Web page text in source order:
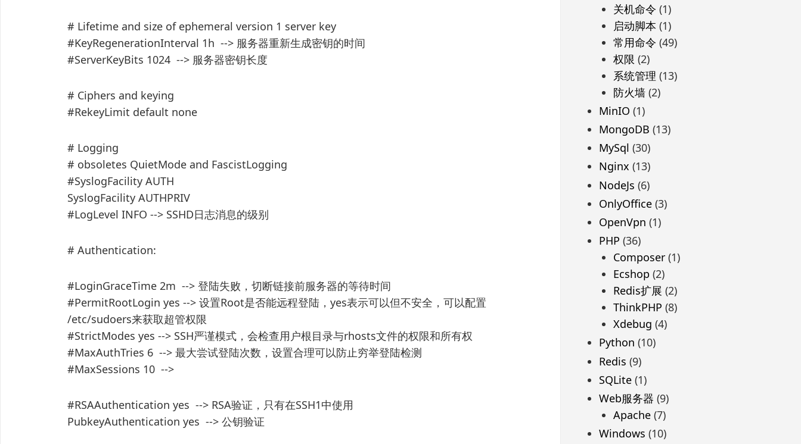
# Lifetime and size of ephemeral version 1 server key
#KeyRegenerationInterval 1h --> 服务器重新生成密钥的时间
#ServerKeyBits 1024 --> 服务器密钥长度
# Ciphers and keying
#RekeyLimit default none
# Logging
# obsoletes QuietMode and FascistLogging
#SyslogFacility AUTH
SyslogFacility AUTHPRIV
#LogLevel INFO --> SSHD日志消息的级别
# Authentication:
#LoginGraceTime 2m --> 登陆失败，切断链接前服务器的等待时间
#PermitRootLogin yes --> 设置Root是否能远程登陆，yes表示可以但不安全，可以配置
/etc/sudoers来获取超管权限
#StrictModes yes --> SSH严谨模式，会检查用户根目录与rhosts文件的权限和所有权
#MaxAuthTries 6 --> 最大尝试登陆次数，设置合理可以防止穷举登陆检测
#MaxSessions 10 -->
#RSAAuthentication yes --> RSA验证，只有在SSH1中使用
PubkeyAuthentication yes --> 公钥验证
关机命令 (1)
启动脚本 (1)
常用命令 (49)
权限 (2)
系统管理 (13)
防火墙(2)
MinIO (1)
MongoDB (13)
MySql (30)
Nginx (13)
NodeJs (6)
OnlyOffice(3)
OpenVpn (1)
PHP (36)
Composer(1)
Ecshop (2)
Redis扩展 (2)
ThinkPHP (8)
Xdebug (4)
Python (10)
Redis (9)
SQLite(1)
Web服务器 (9)
Apache(7)
Windows (10)